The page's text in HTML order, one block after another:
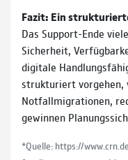
Fazit: Ein
Das Support-Ende
Sicherheit,
digitale
strukturiert vorgehen,
Notfallmigrationen,
gewinnen
*Quelle: https://